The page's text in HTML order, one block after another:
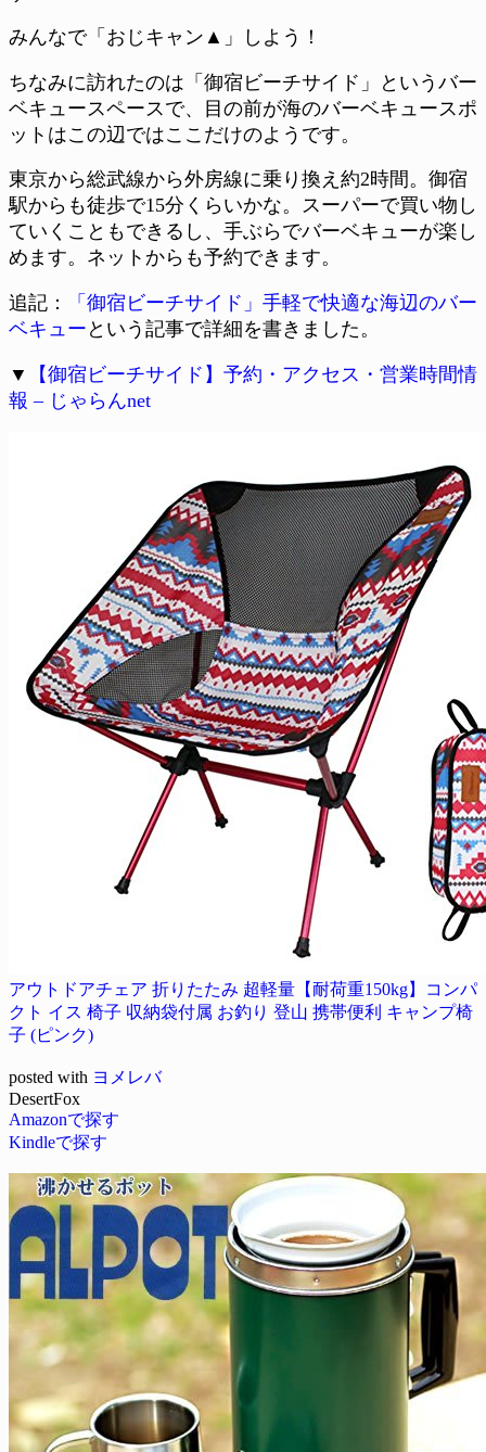
みんなで「おじキャン▲」しよう！
ちなみに訪れたのは「御宿ビーチサイド」というバー
ベキュースペースで、目の前が海のバーベキュースポ
ットはこの辺ではここだけのようです。
東京から総武線から外房線に乗り換え約2時間。御宿
駅からも徒歩で15分くらいかな。スーパーで買い物し
ていくこともできるし、手ぶらでバーベキューが楽し
めます。ネットからも予約できます。
追記：
「御宿ビーチサイド」手軽で快適な海辺のバー
ベキュー という記事で詳細を書きました。
▼
【御宿ビーチサイド】予約・アクセス・営業時間情
報 – じゃらんnet
アウトドアチェア 折りたたみ 超軽量【耐荷重150kg】コンパ
クト イス 椅子 収納袋付属 お釣り 登山 携帯便利 キャンプ椅
子 (ピンク)
posted with ヨメレバ
DesertFox
Amazonで探す
Kindleで探す